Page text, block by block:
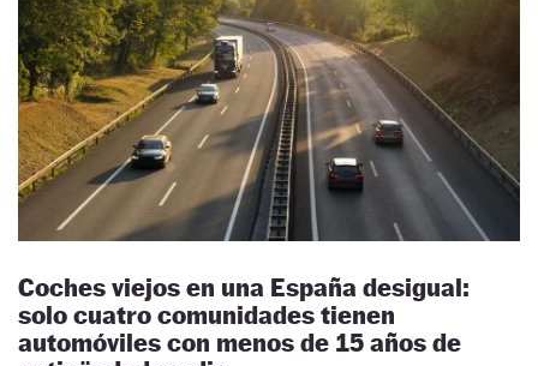
Coches viejos en una España desigual:
solo cuatro comunidades tienen
automóviles con menos de 15 años de